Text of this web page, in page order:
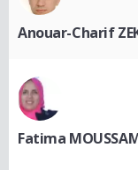
Anouar-Charif
Fatima